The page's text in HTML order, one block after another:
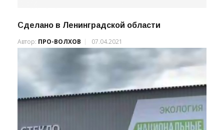
Сделано в Ленинградской области
Автор: ПРО-ВОЛХОВ 07.04.2021